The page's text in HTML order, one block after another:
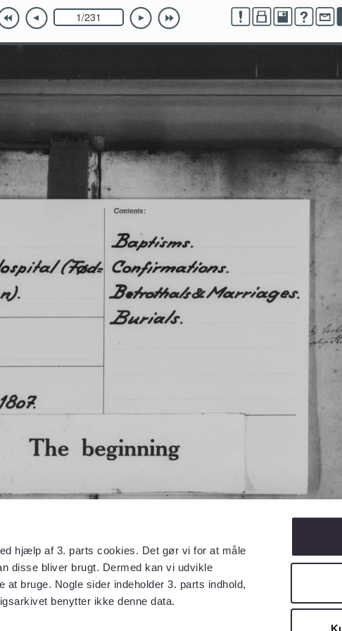
hjælp af 3. parts cookies. Det gør vi for at måle
disse bliver brugt. Dermed kan vi udvikle
bruge. Nogle sider indeholder 3. parts indhold,
benytter ikke denne data.